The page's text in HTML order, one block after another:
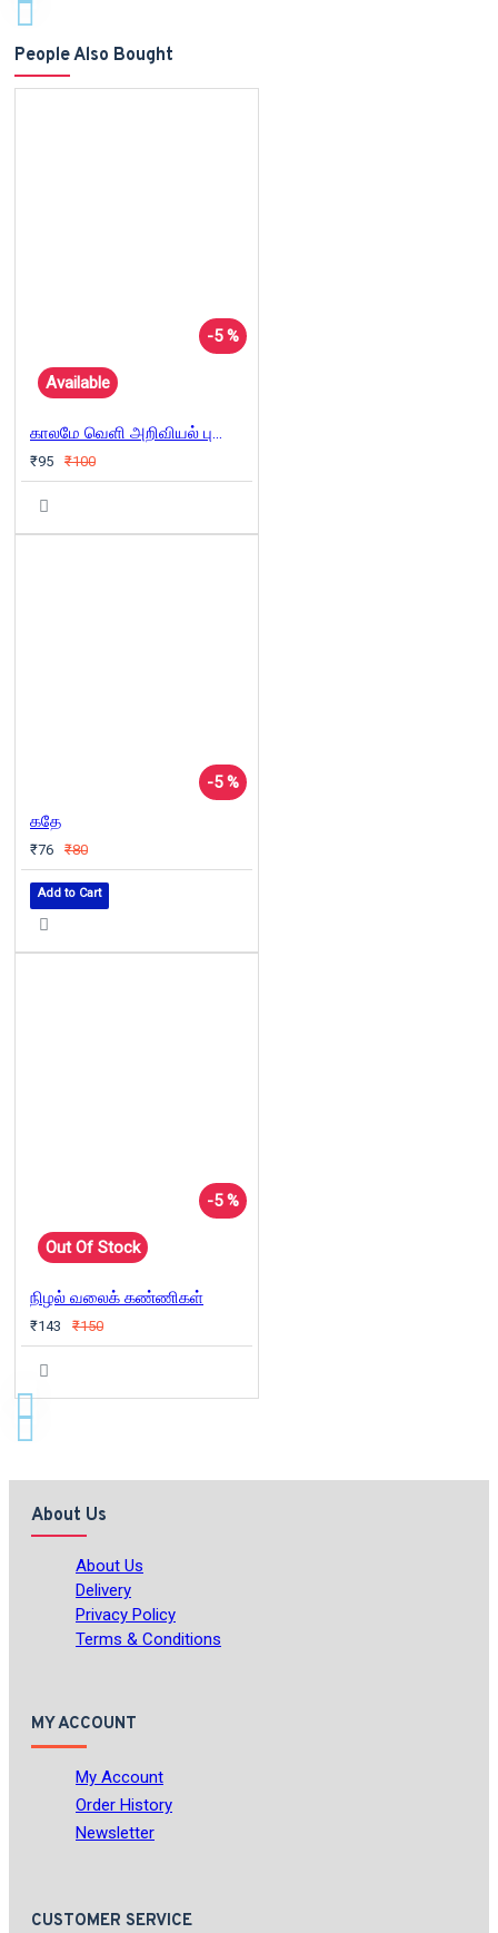
People Also Bought
-5 %
Available
காலமே வெளி அறிவியல் புனைகதைகள்
₹95 ₹100
-5 %
கதே
₹76 ₹80
Add to Cart
-5 %
Out Of Stock
நிழல் வலைக் கண்ணிகள்
₹143 ₹150
About Us
About Us
Delivery
Privacy Policy
Terms & Conditions
MY ACCOUNT
My Account
Order History
Newsletter
CUSTOMER SERVICE